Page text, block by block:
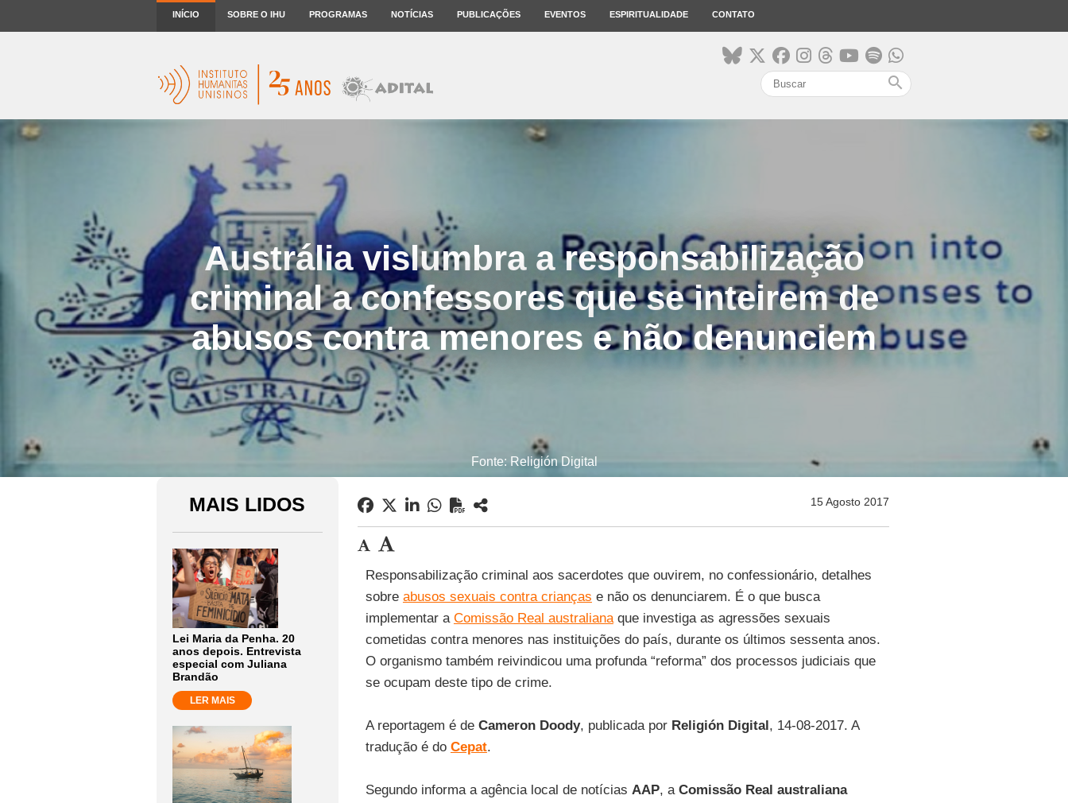
INÍCIO SOBRE O IHU PROGRAMAS NOTÍCIAS PUBLICAÇÕES EVENTOS ESPIRITUALIDADE CONTATO
search
Austrália vislumbra a responsabilização
criminal a confessores que se inteirem de
abusos contra menores e não denunciem
Fonte: Religión Digital
MAIS LIDOS
Lei Maria da Penha. 20
anos depois. Entrevista
especial com Juliana
Brandão
LER MAIS
15 Agosto 2017
Responsabilização criminal aos sacerdotes que ouvirem, no confessionário, detalhes
sobre abusos sexuais contra crianças e não os denunciarem. É o que busca
implementar a Comissão Real australianaque investiga as agressões sexuais
cometidas contra menores nas instituições do país, durante os últimos sessenta anos.
O organismo também reivindicou uma profunda “reforma” dos processos judiciais que
se ocupam deste tipo de crime.
A reportagem é de Cameron Doody, publicada por Religión Digital, 14-08-2017. A
tradução é do Cepat.
Segundo informa a agência local de notícias AAP, a Comissão Real australiana